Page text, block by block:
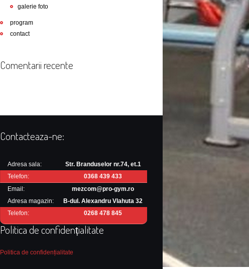
galerie foto
program
contact
Comentarii recente
Contacteaza-ne:
Adresa sala:
Str. Branduselor nr.74, et.1
Telefon:
0368 439 433
Email:
mezcom@pro-gym.ro
Adresa magazin:
B-dul. Alexandru Vlahuta 32
Telefon:
0268 478 845
Politica de confidențialitate
Politica de confidențialitate